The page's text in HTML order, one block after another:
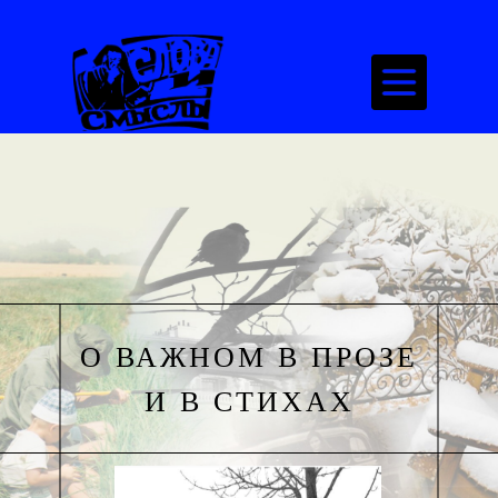
О ВАЖНОМ В ПРОЗЕ
И В СТИХАХ